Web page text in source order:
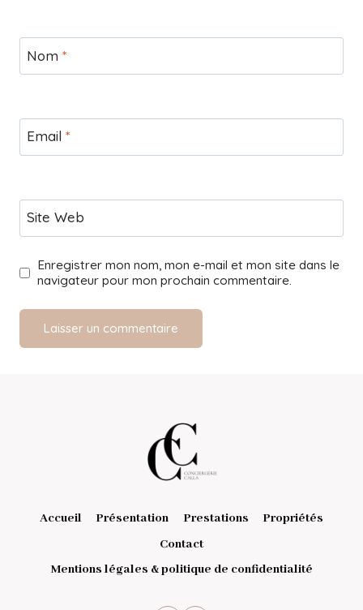
Nom *
Email *
Site Web
Enregistrer mon nom, mon e-mail et mon site dans le
navigateur pour mon prochain commentaire.
Accueil Présentation Prestations
Propriétés
Contact
Mentions légales & politique de confidentialité